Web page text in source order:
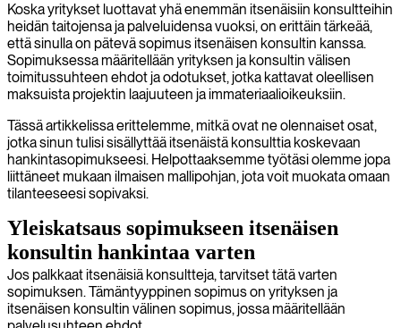
Koska yritykset luottavat yhä enemmän itsenäisiin konsultteihin
heidän taitojensa ja palveluidensa vuoksi, on erittäin tärkeää,
että sinulla on pätevä sopimus itsenäisen konsultin kanssa.
Sopimuksessa määritellään yrityksen ja konsultin välisen
toimitussuhteen ehdot ja odotukset, jotka kattavat oleellisen
maksuista projektin laajuuteen ja immateriaalioikeuksiin.
Tässä artikkelissa erittelemme, mitkä ovat ne olennaiset osat,
jotka sinun tulisi sisällyttää itsenäistä konsulttia koskevaan
hankintasopimukseesi. Helpottaaksemme työtäsi olemme jopa
liittäneet mukaan ilmaisen mallipohjan, jota voit muokata omaan
tilanteeseesi sopivaksi.
Yleiskatsaus sopimukseen itsenäisen
konsultin hankintaa varten
Jos palkkaat itsenäisiä konsultteja, tarvitset tätä varten
sopimuksen. Tämäntyyppinen sopimus on yrityksen ja
itsenäisen konsultin välinen sopimus, jossa määritellään